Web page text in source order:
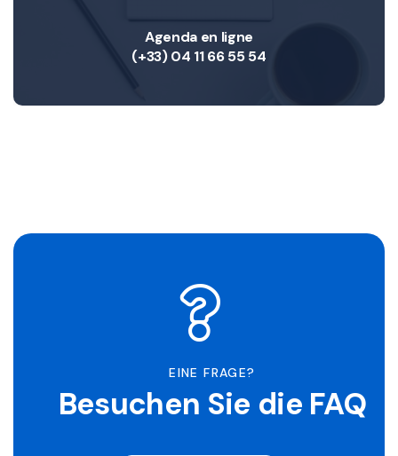
Agenda en ligne
(+33) 04 11 66 55 54
EINE FRAGE?
Besuchen Sie die FAQ